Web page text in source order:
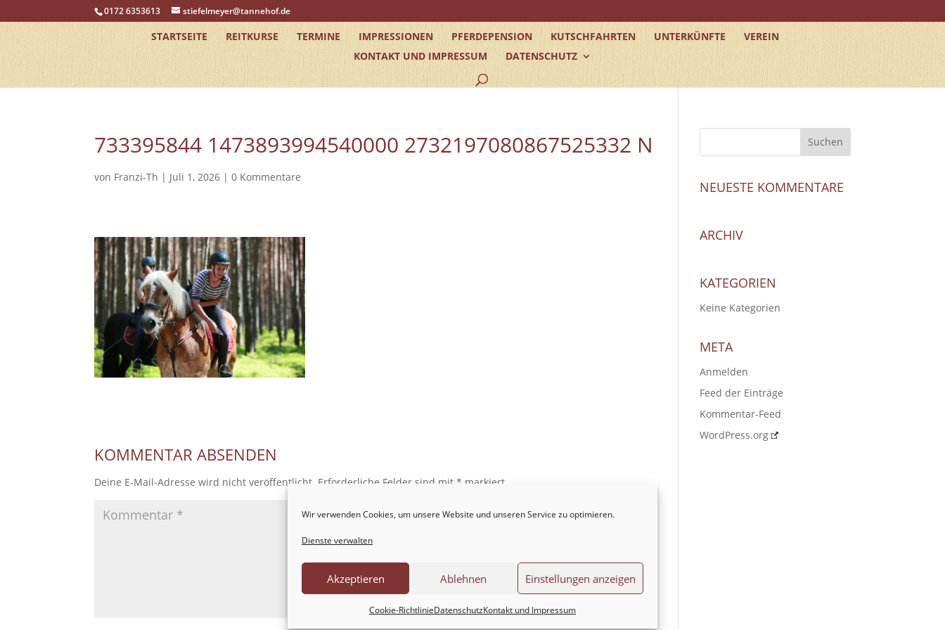
Wir verwenden Cookies, um unsere Website und unseren Service zu optimieren.
Dienste verwalten
Akzeptieren Ablehnen Einstellungen anzeigen
Cookie-RichtlinieDatenschutzKontakt und Impressum
0172 6353613 stiefelmeyer@tannehof.de
STARTSEITE REITKURSE TERMINE IMPRESSIONEN PFERDEPENSION KUTSCHFAHRTEN UNTERKÜNFTE
VEREIN
KONTAKT UND IMPRESSUM
DATENSCHUTZ
733395844 1473893994540000 2732197080867525332 N
von Franzi-Th | Juli 1, 2026 |0 Kommentare
KOMMENTAR ABSENDEN
Deine E-Mail-Adresse wird nicht veröffentlicht. Erforderliche Felder sind mit* markiert
NEUESTE KOMMENTARE
ARCHIV
KATEGORIEN
Keine Kategorien
META
Anmelden
Feed der Einträge
Kommentar-Feed
WordPress.org